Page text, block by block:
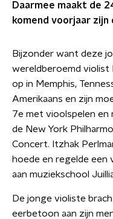
Daarmee maakt de
komend voorjaar zijn
Bijzonder want deze
wereldberoemd violist
op in Memphis,
Amerikaans en zijn
7e met vioolspelen en
de New York
Concert. Itzhak
hoede en regelde een
aan muziekschool
De jonge violiste
eerbetoon aan zijn